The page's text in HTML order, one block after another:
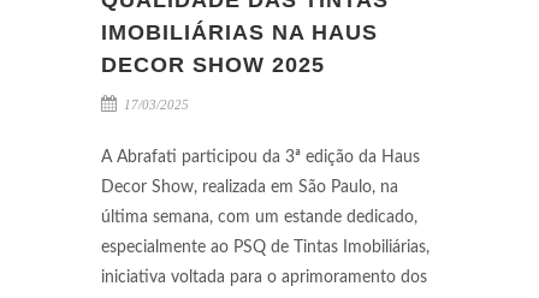
IMOBILIÁRIAS NA HAUS
DECOR SHOW 2025
17/03/2025
A Abrafati participou da 3ª edição da Haus
Decor Show, realizada em São Paulo, na
última semana, com um estande dedicado,
especialmente ao PSQ de Tintas Imobiliárias,
iniciativa voltada para o aprimoramento dos